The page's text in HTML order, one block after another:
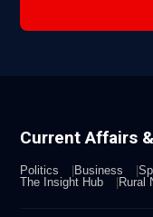
Current Affairs
Politics Business
The Insight Hub
Rural